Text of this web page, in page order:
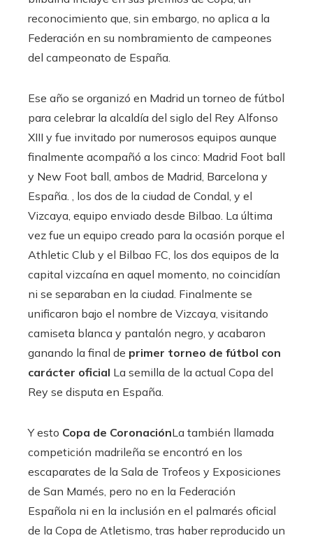
reconocimiento que, sin embargo, no aplica a la
Federación en su nombramiento de campeones
del campeonato de España.
Ese año se organizó en Madrid un torneo de fútbol
para celebrar la alcaldía del siglo del Rey Alfonso
XIII y fue invitado por numerosos equipos aunque
finalmente acompañó a los cinco: Madrid Foot ball
y New Foot ball, ambos de Madrid, Barcelona y
España. , los dos de la ciudad de Condal, y el
Vizcaya, equipo enviado desde Bilbao. La última
vez fue un equipo creado para la ocasión porque el
Athletic Club y el Bilbao FC, los dos equipos de la
capital vizcaína en aquel momento, no coincidían
ni se separaban en la ciudad. Finalmente se
unificaron bajo el nombre de Vizcaya, visitando
camiseta blanca y pantalón negro, y acabaron
ganando la final de primer torneo de fútbol con
carácter oficial La semilla de la actual Copa del
Rey se disputa en España.
Y esto Copa de CoronaciónLa también llamada
competición madrileña se encontró en los
escaparates de la Sala de Trofeos y Exposiciones
de San Mamés, pero no en la Federación
Española ni en la inclusión en el palmarés oficial
de la Copa de Atletismo, tras haber reproducido un